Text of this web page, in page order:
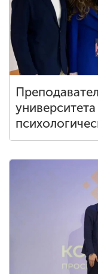
Наука
Другие